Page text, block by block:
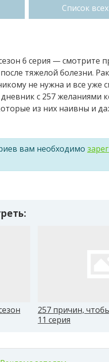
Список
6 серия — смотрите
тяжелой болезни.
не нужна и все уже
с 257 желаниями
из них наивны и
вам необходимо
257 причин,
11 серия